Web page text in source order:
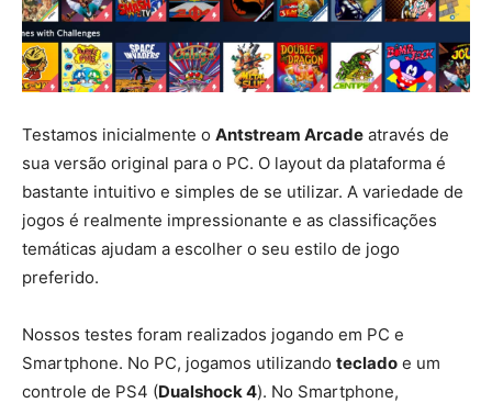
Testamos inicialmente o Antstream Arcade através de
sua versão original para o PC. O layout da plataforma é
bastante intuitivo e simples de se utilizar. A variedade de
jogos é realmente impressionante e as classificações
temáticas ajudam a escolher o seu estilo de jogo
preferido.
Nossos testes foram realizados jogando em PC e
Smartphone. No PC, jogamos utilizando teclado e um
controle de PS4 (Dualshock 4). No Smartphone,